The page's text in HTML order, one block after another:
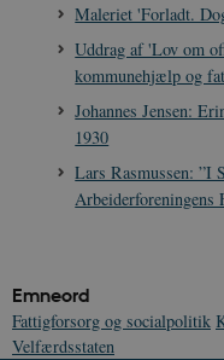
Maleriet 'Forladt.
Uddrag af 'Lov om
kommunehjælp og
Johannes Jensen:
1930
Lars Rasmussen: ”I
Arbeiderforeningens
Emneord
Fattigforsorg og socialpolitik
Velfærdsstaten